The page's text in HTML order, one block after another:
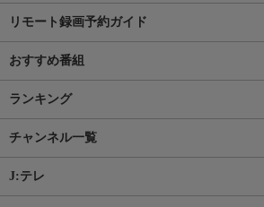
リモート録画予約ガイド
おすすめ番組
ランキング
チャンネル一覧
J:テレ